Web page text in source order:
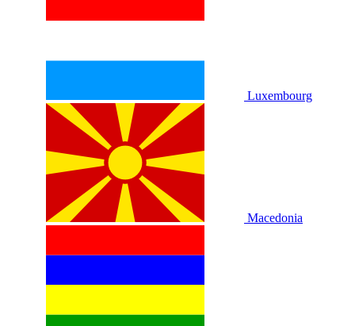
Luxembourg
Macedonia